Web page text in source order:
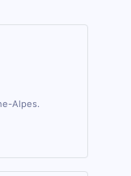
Alpes.